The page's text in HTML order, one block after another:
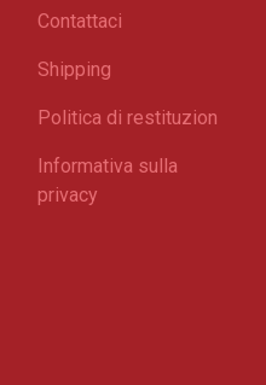
Contattaci
Shipping
Politica di restituzion
Informativa sulla
privacy